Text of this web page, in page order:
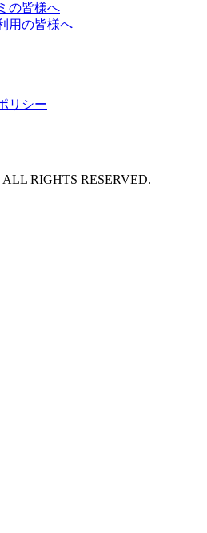
の皆様へ
用の皆様へ
リシー
RIGHTS RESERVED.